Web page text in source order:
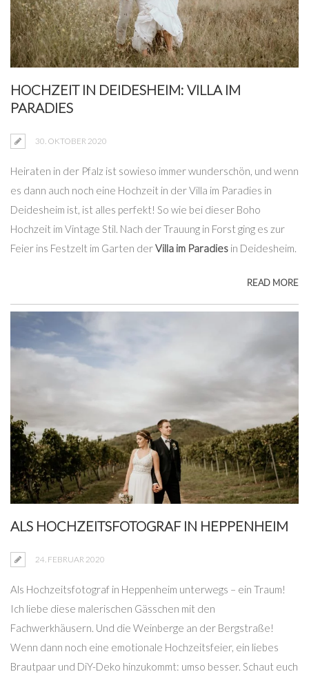
HOCHZEIT IN DEIDESHEIM: VILLA IM
PARADIES
30. OKTOBER 2020
Heiraten in der Pfalz ist sowieso immer wunderschön, und wenn
es dann auch noch eine Hochzeit in der Villa im Paradies in
Deidesheim ist, ist alles perfekt! So wie bei dieser Boho
Hochzeit im Vintage Stil. Nach der Trauung in Forst ging es zur
Feier ins Festzelt im Garten derVilla im Paradies in Deidesheim.
READ MORE
ALS HOCHZEITSFOTOGRAF IN HEPPENHEIM
24. FEBRUAR 2020
Als Hochzeitsfotograf in Heppenheim unterwegs – ein Traum!
Ich liebe diese malerischen Gässchen mit den
Fachwerkhäusern. Und die Weinberge an der Bergstraße!
Wenn dann noch eine emotionale Hochzeitsfeier, ein liebes
Brautpaar und DiY-Deko hinzukommt: umso besser. Schaut euch